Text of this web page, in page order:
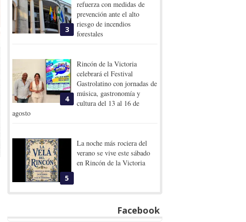
3
refuerza con medidas de
prevención ante el alto
riesgo de incendios
forestales
4
Rincón de la Victoria
celebrará el Festival
Gastrolatino con jornadas de
música, gastronomía y
cultura del 13 al 16 de
agosto
5
La noche más rociera del
verano se vive este sábado
en Rincón de la Victoria
Facebook